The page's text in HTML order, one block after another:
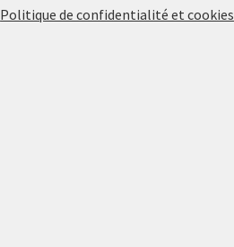
Politique de confidentialité et cookies